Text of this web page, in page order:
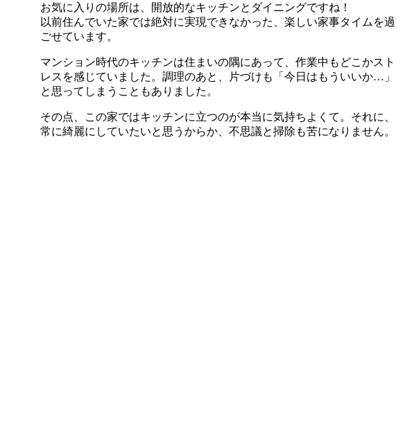
お気に入りの場所は、開放的なキッチンとダイニングですね！
以前住んでいた家では絶対に実現できなかった、楽しい家事タイムを過
ごせています。
マンション時代のキッチンは住まいの隅にあって、作業中もどこかスト
レスを感じていました。調理のあと、片づけも「今日はもういいか…」
と思ってしまうこともありました。
その点、この家ではキッチンに立つのが本当に気持ちよくて。それに、
常に綺麗にしていたいと思うからか、不思議と掃除も苦になりません。